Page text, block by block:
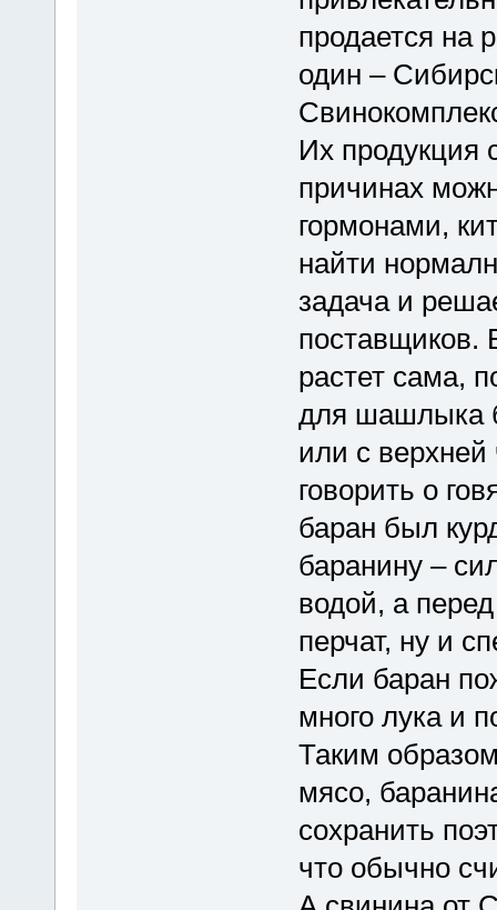
продается на
один –
Их продукция
причинах
гормонами,
найти
задача и
поставщиков.
растет сама,
для шашлыка
или с верхней
говорить о
баран был
баранину –
водой, а
перчат, ну и
Если баран
много лука и
Таким
мясо,
сохранить
что обычно